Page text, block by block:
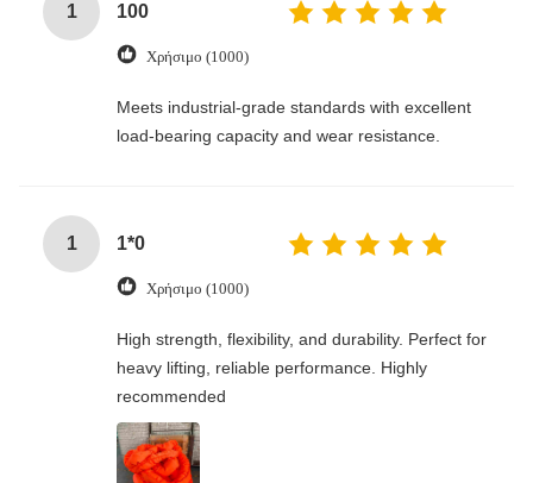
1 100
Χρήσιμο (1000)
Meets industrial-grade standards with excellent
load-bearing capacity and wear resistance.
1 1*0
Χρήσιμο (1000)
High strength, flexibility, and durability. Perfect for
heavy lifting, reliable performance. Highly
recommended